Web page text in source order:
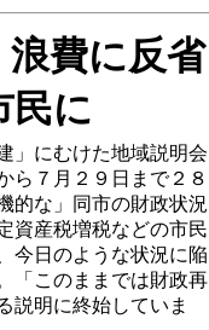
費に反省
に
」にむけた地域説明会
ら７月２９日まで２８
的な」同市の財政状況
資産税増税などの市民
今日のような状況に陥
「このままでは財政再
説明に終始していま